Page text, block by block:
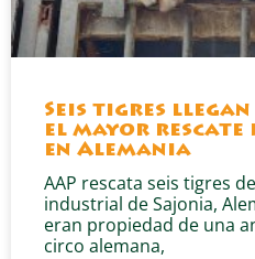
Seis tigres llegan
el mayor rescate
en Alemania
AAP rescata seis tigres
industrial de Sajonia,
eran propiedad de una
circo alemana,